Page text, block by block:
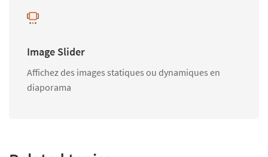
Image Slider
Affichez des images statiques ou dynamiques en
diaporama